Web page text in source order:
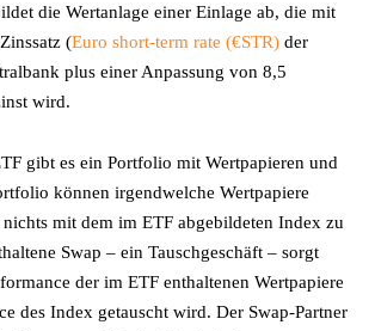
die Wertanlage einer Einlage ab, die mit
(Euro short-term rate (€STR) der
plus einer Anpassung von 8,5
wird.
gibt es ein Portfolio mit Wertpapieren und
können irgendwelche Wertpapiere
mit dem im ETF abgebildeten Index zu
Swap – ein Tauschgeschäft – sorgt
der im ETF enthaltenen Wertpapiere
des Index getauscht wird. Der Swap-Partner